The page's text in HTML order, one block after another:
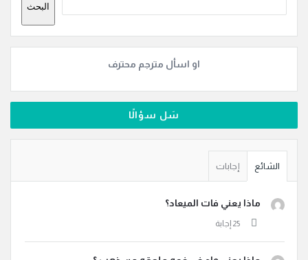
البحث
او اسأل مترجم محترف
سَل سؤالًا
الشائع إجابات
ماذا يعني فات الميعاد؟